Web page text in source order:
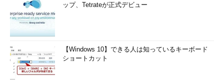
ップ、Tetrateが正式デビュー
【Windows 10】できる人は知っているキーボード
ショートカット